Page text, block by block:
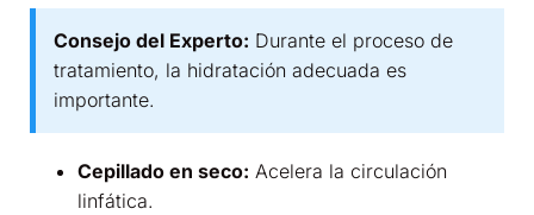
Consejo del Experto: Durante el proceso de
tratamiento, la hidratación adecuada es
importante.
Cepillado en seco: Acelera la circulación
linfática.